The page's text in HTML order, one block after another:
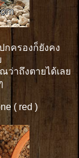
กครองก็ยังคง
ว่าถึงตายได้เลย
( red )